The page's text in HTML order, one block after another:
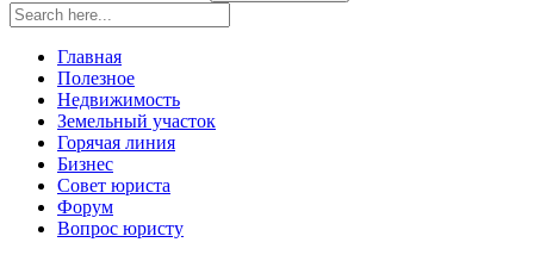
Главная
Полезное
Недвижимость
Земельный участок
Горячая линия
Бизнес
Совет юриста
Форум
Вопрос юристу